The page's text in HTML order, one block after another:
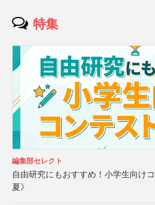
特集
編集部セレクト
自由研究にもおすすめ！小学生向け
夏》